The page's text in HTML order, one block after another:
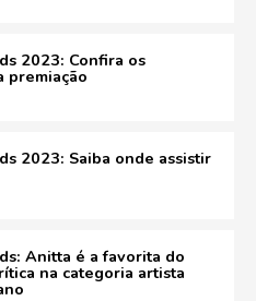
2023: Confira os
premiação
2023: Saiba onde assistir
Anitta é a favorita do
na categoria artista